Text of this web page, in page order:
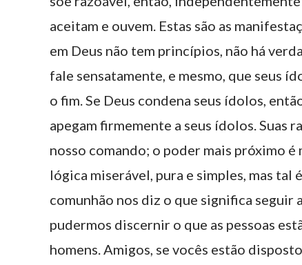
aceitam e ouvem. Estas são as
em Deus não tem princípios, não há
fale sensatamente, e mesmo, que seus
o fim. Se Deus condena seus ídolos,
apegam firmemente a seus ídolos. Suas
nosso comando; o poder mais próximo é
lógica miserável, pura e simples, mas tal
comunhão nos diz o que significa seguir
pudermos discernir o que as pessoas
homens. Amigos, se vocês estão